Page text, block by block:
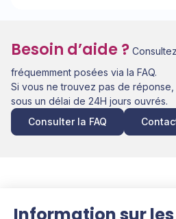
Besoin d’aide ?
fréquemment posées via la FAQ.
Si vous ne trouvez pas de
sous un délai de 24H jours ouvrés.
Consulter la FAQ